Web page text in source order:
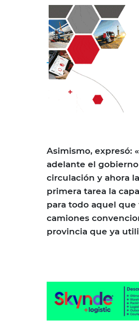
Asimismo, expresó:
adelante el
circulación y ahora
primera tarea la
para todo aquel
camiones
provincia que ya